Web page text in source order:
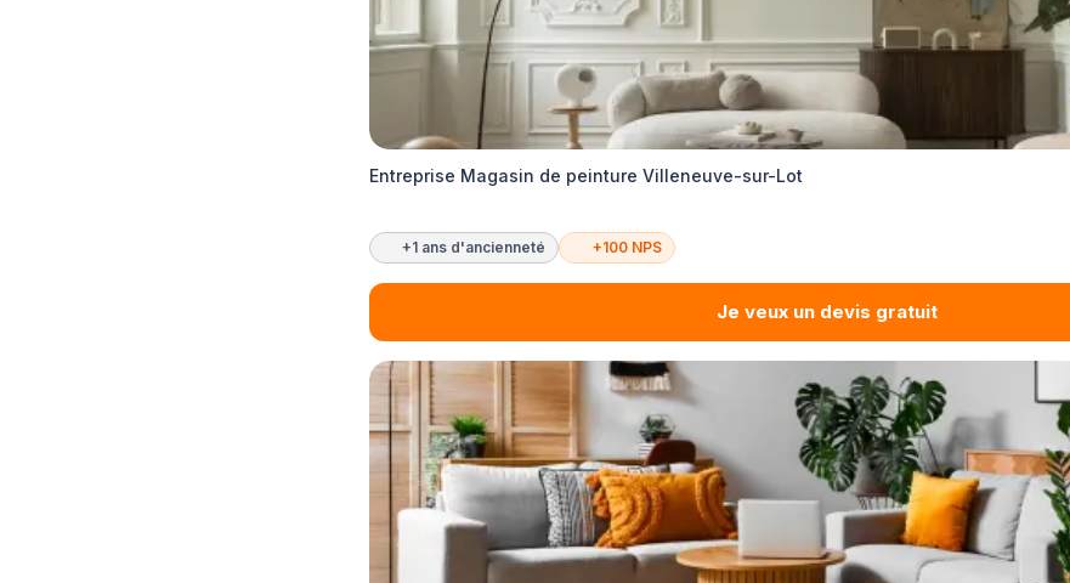
Entreprise Magasin de peinture Villeneuve-sur-Lot
+1 ans d'ancienneté +100 NPS
Je veux un devis gratuit